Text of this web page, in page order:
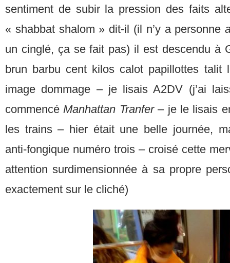
sentiment de subir la pression des faits
« shabbat shalom » dit-il (il n’y a personne
un cinglé, ça se fait pas) il est descendu à
brun barbu cent kilos calot papillottes talit
image dommage – je lisais A2DV (j’ai
commencéManhattan Tranfer– je le lisais
les trains – hier était une belle journée,
anti-fongique numéro trois – croisé cette
attention surdimensionnée à sa propre
exactement sur le cliché)